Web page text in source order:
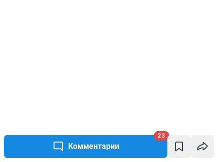
Комментарии
23